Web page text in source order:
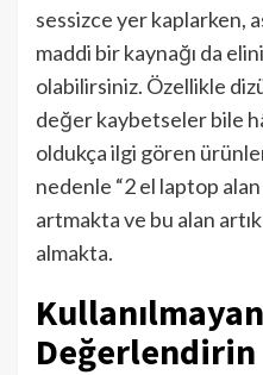
sessizce yer kaplarken,
maddi bir kaynağı da
olabilirsiniz. Özellikle
değer kaybetseler bile
oldukça ilgi gören
nedenle “2 el laptop
artmakta ve bu alan
almakta.
Değerlendirin